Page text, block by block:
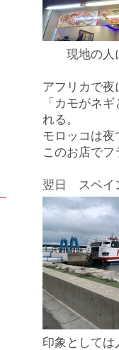
現地の人に
アフリカで夜
「カモがネ
れる。
モロッコは夜
このお店で
翌日 スペイ
印象としては